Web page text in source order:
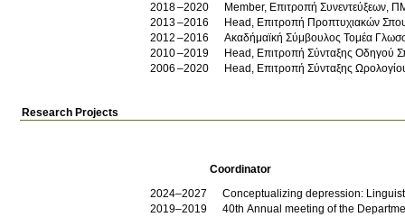
2018
2020
Member, Eπιτροπή Συνεντεύξεων,
2013
2016
Head, Επιτροπή Προπτυχιακών
2012
2016
Ακαδήμαϊκή Σύμβουλος Τομέα
2010
2019
Head, Επιτροπή Σύνταξης Οδηγού
2006
2020 Head, Επιτροπή Σύνταξης
Research Projects
Coordinator
2024–2027
Conceptualizing depression:
2019–2019
40th Annual meeting of the